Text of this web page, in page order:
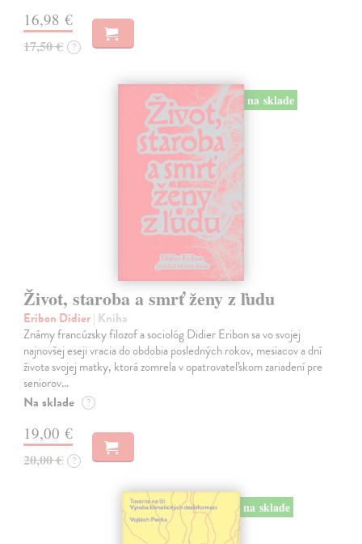
16,98 €
17,50 € ?
na sklade
Život, staroba a smrť ženy z ľudu
Eribon Didier| Kniha
Známy francúzsky filozof a sociológ Didier Eribon sa vo svojej
najnovšej eseji vracia do obdobia posledných rokov, mesiacov a dní
života svojej matky, ktorá zomrela v opatrovateľskom zariadení pre
seniorov…
Na sklade ?
19,00 €
20,00 € ?
na sklade